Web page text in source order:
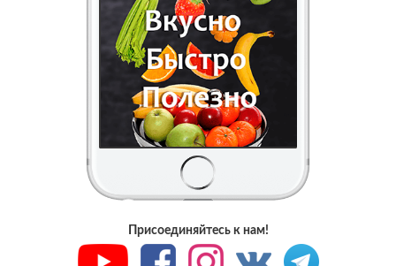
Присоединяйтесь к нам!